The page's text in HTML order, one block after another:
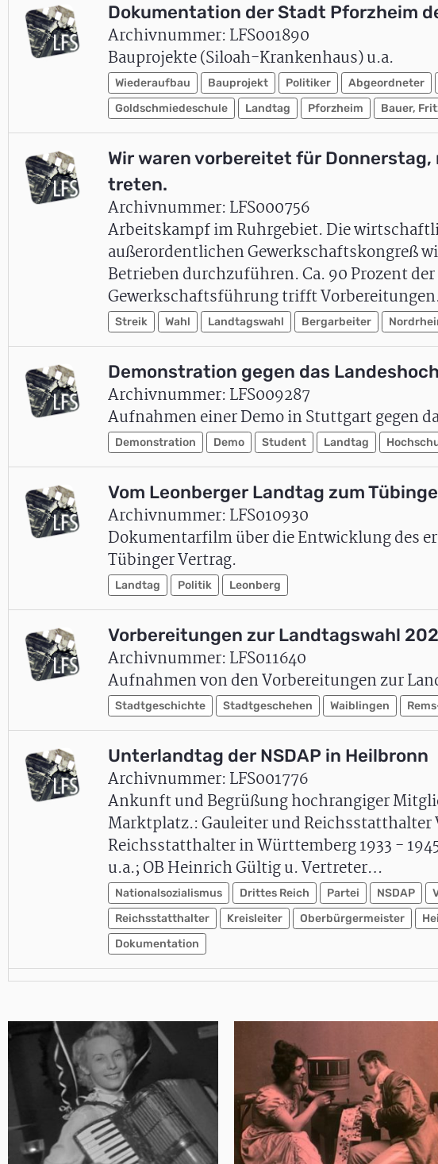
Dokumentation der Stadt Pforzheim
Archivnummer: LFS001890
Bauprojekte (Siloah-Krankenhaus) u.a.
Wiederaufbau Bauprojekt Politiker Abgeordneter
Goldschmiedeschule
Landtag Pforzheim Bauer,
Wir waren vorbereitet für Donnerstag,
treten.
Archivnummer: LFS000756
Arbeitskampf im Ruhrgebiet. Die
außerordentlichen Gewerkschaftskongreß
Betrieben durchzuführen. Ca. 90 Prozent
Gewerkschaftsführung trifft
Streik Wahl Landtagswahl Bergarbeiter
Demonstration gegen das
Archivnummer: LFS009287
Aufnahmen einer Demo in Stuttgart gegen
Demonstration Demo Student Landtag
Vom Leonberger Landtag zum
Archivnummer: LFS010930
Dokumentarfilm über die Entwicklung des
Tübinger Vertrag.
Landtag Politik Leonberg
Vorbereitungen zur Landtagswahl
Archivnummer: LFS011640
Aufnahmen von den Vorbereitungen zur
Stadtgeschichte Stadtgeschehen Waiblingen
Unterlandtag der NSDAP in Heilbronn
Archivnummer: LFS001776
Ankunft und Begrüßung hochrangiger
Marktplatz.: Gauleiter und Reichsstatthalter
Reichsstatthalter in Württemberg 1933 -
u.a.; OB Heinrich Gültig u. Vertreter…
Nationalsozialismus Drittes Reich Partei NSDAP
Reichsstatthalter
Kreisleiter Oberbürgermeister
Dokumentation